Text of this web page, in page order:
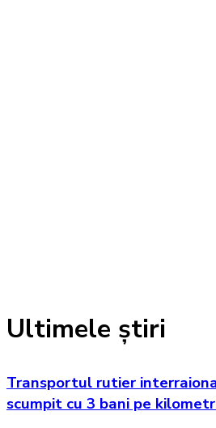
Ultimele știri
Transportul rutier
scumpit cu 3 bani pe